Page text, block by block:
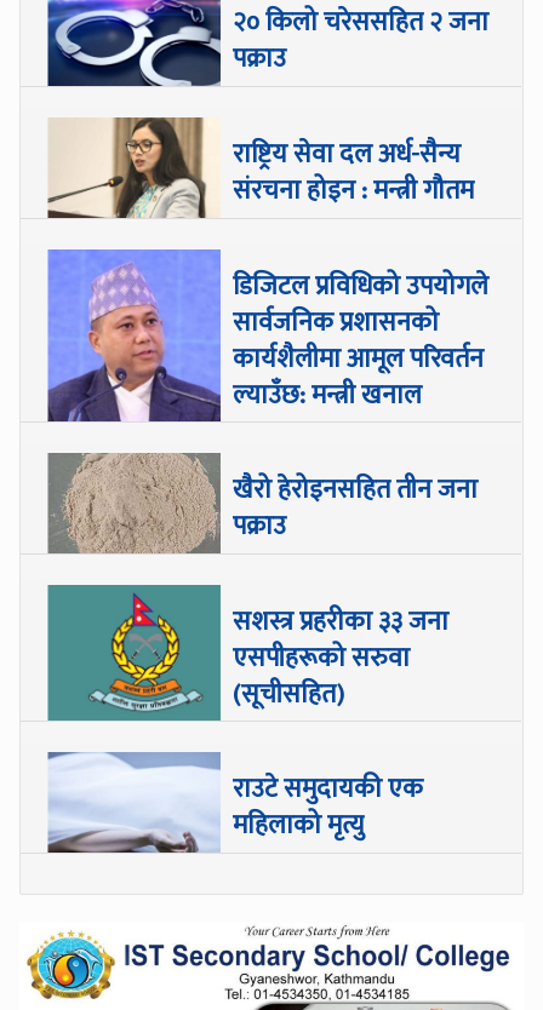
२० किलो चरेससहित २ जना
पक्राउ
राष्ट्रिय सेवा दल अर्ध-सैन्य
संरचना होइन : मन्त्री गौतम
डिजिटल प्रविधिको उपयोगले
सार्वजनिक प्रशासनको
कार्यशैलीमा आमूल परिवर्तन
ल्याउँछ: मन्त्री खनाल
खैरो हेरोइनसहित तीन जना
पक्राउ
सशस्त्र प्रहरीका ३३ जना
एसपीहरूको सरुवा
(सूचीसहित)
राउटे समुदायकी एक
महिलाको मृत्यु